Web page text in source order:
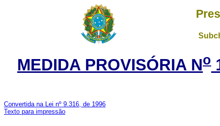
MEDIDA PROVISÓRIA No
Convertida na Lei nº 9.316, de 1996
Texto para impressão